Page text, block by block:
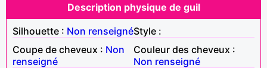
Description physique de guil
Silhouette : Non renseignéStyle :
Coupe de cheveux : Non
renseigné
Couleur des cheveux :
Non renseigné